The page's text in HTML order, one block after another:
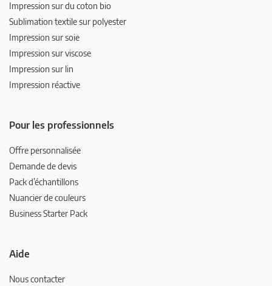
Impression sur du coton bio
Sublimation textile sur polyester
Impression sur soie
Impression sur viscose
Impression sur lin
Impression réactive
Pour les professionnels
Offre personnalisée
Demande de devis
Pack d’échantillons
Nuancier de couleurs
Business Starter Pack
Aide
Nous contacter